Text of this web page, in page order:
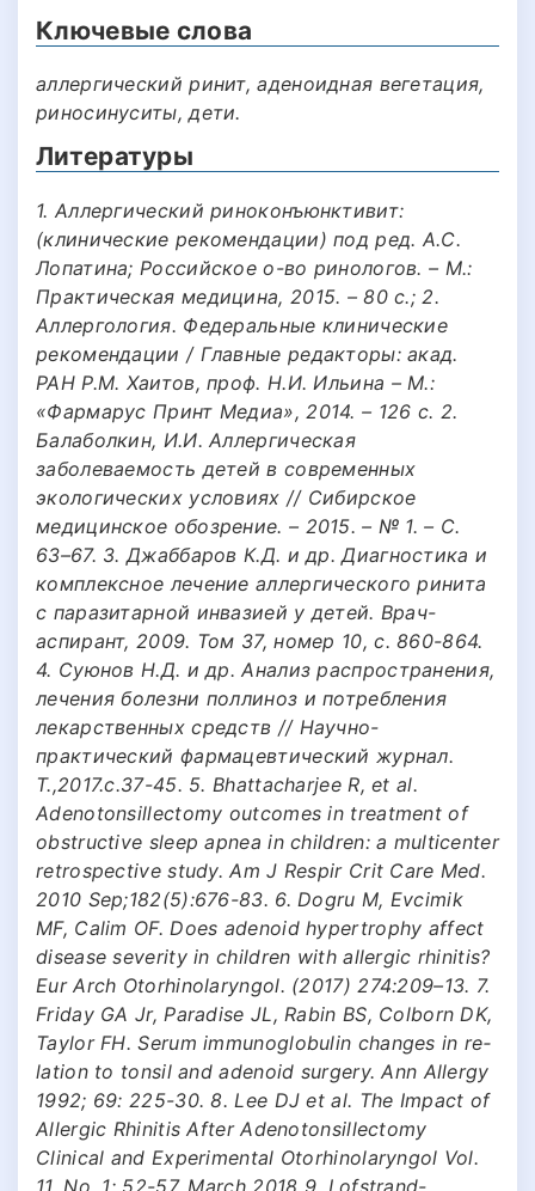
Ключевые слова
аллергический ринит, аденоидная вегетация,
риносинуситы, дети.
Литературы
1. Аллергический риноконъюнктивит:
(клинические рекомендации) под ред. А.С.
Лопатина; Российское о-во ринологов. – М.:
Практическая медицина, 2015. – 80 с.; 2.
Аллергология. Федеральные клинические
рекомендации / Главные редакторы: акад.
РАН Р.М. Хаитов, проф. Н.И. Ильина – М.:
«Фармарус Принт Медиа», 2014. – 126 с. 2.
Балаболкин, И.И. Аллергическая
заболеваемость детей в современных
экологических условиях // Сибирское
медицинское обозрение. – 2015. – № 1. – С.
63–67. 3. Джаббаров К.Д. и др. Диагностика и
комплексное лечение аллергического ринита
с паразитарной инвазией у детей. Врач-
аспирант, 2009. Том 37, номер 10, с. 860-864.
4. Суюнов Н.Д. и др. Анализ распространения,
лечения болезни поллиноз и потребления
лекарственных средств // Научно-
практический фармацевтический журнал.
Т.,2017.с.37-45. 5. Bhattacharjee R, et al.
Adenotonsillectomy out­comes in treatment of
obstructive sleep apnea in children: a multi­center
retrospective study. Am J Respir Crit Care Med.
2010 Sep;182(5):676-83. 6. Dogru M, Evcimik
MF, Calim OF. Does adenoid hypertrophy affect
disease severity in children with allergic rhinitis?
Eur Arch Otorhinolaryngol. (2017) 274:209–13. 7.
Friday GA Jr, Paradise JL, Rabin BS, Colborn DK,
Taylor FH. Serum immunoglobulin changes in re­
lation to tonsil and adenoid surgery. Ann Allergy
1992; 69: 225-30. 8. Lee DJ et al. The Impact of
Allergic Rhinitis After Adenotonsillectomy
Clinical and Experimental Otorhinolaryngol Vol.
11, No. 1: 52-57, March 2018 9. Lofstrand-